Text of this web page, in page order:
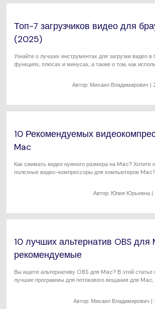
НАЙДИТЕ БОЛЬШЕ РЕШЕНИЙ
устройств и графических
Что Нового
search
Топ-7 загрузчиков видео для
(2025)
Узнайте о лучших инструментах для загрузки видео в
функциях, плюсах и минусах, а также о том, как
Автор: Михаил Владимирович |
10 Рекомендуемых
Mac
Как сжимать видео нужного размера на Mac? Хотите
полезные видео-компрессоры для компьютеров
Автор: Юлия Юрьевна |
10 лучших альтернатив OBS для
рекомендуемые
Вы ищете альтернативу OBS для Mac? В этой статье
лучшие программы для потокового вещания для
Автор: Михаил Владимирович |